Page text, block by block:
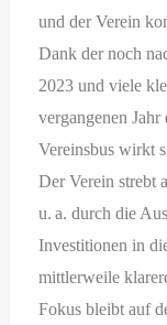
und der Verein
Dank der noch
2023 und viele
vergangenen
Vereinsbus wirkt
Der Verein strebt
u. a. durch die
Investitionen in
mittlerweile
Fokus bleibt auf